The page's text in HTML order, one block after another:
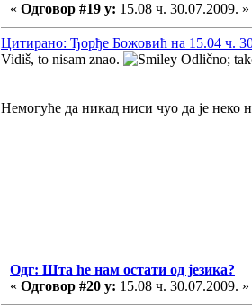
« Одговор #19 у: 15.08 ч. 30.07.2009. »
Цитирано: Ђорђе Божовић на 15.04 ч.
Vidiš, to nisam znao.
Odlično;
Немогуће да никад ниси чуо да је
Одг: Шта ће нам остати од језика?
« Одговор #20 у: 15.08 ч. 30.07.2009. »